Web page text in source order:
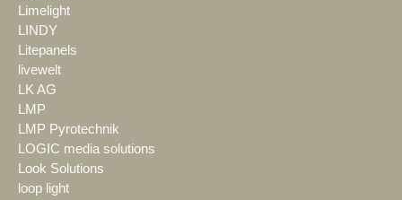
Limelight
LINDY
Litepanels
livewelt
LK AG
LMP
LMP Pyrotechnik
LOGIC media solutions
Look Solutions
loop light